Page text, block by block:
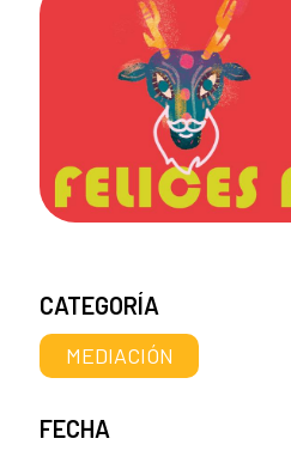
CATEGORÍA
MEDIACIÓN
FECHA